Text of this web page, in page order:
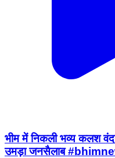
भीम में निकली भव्य कलश
उमड़ा जनसैलाब